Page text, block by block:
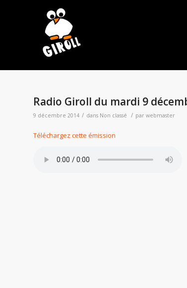
Radio Giroll du mardi 9
9 décembre 2014 / dans Non classé / par webmaster
Téléchargez cette émission